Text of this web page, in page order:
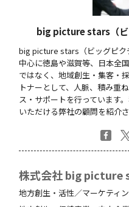
big picture stars（ビ
big picture stars（ビッグピク
中心に徳島や滋賀等、日本全
ではなく、地域創生・集客・
トナーとして、人脈、積み重
ス・サポートを行っています
いただける弊社の顧問を紹介
株式会社 big picture
地方創生・活性／マーケティ